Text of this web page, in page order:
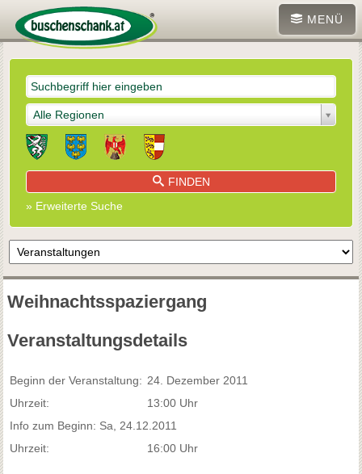
MENÜ
Alle Regionen
FINDEN
» Erweiterte Suche
Weihnachtsspaziergang
Veranstaltungsdetails
Beginn der Veranstaltung: 24. Dezember 2011
Uhrzeit:
13:00 Uhr
Info zum Beginn: Sa, 24.12.2011
Uhrzeit:
16:00 Uhr